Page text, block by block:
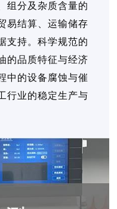
组分及杂质含量的
易结算、运输储存
支持。科学规范的
的品质特征与经济
中的设备腐蚀与催
行业的稳定生产与